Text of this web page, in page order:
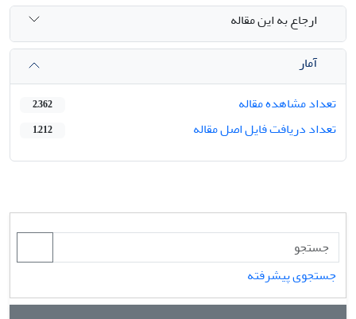
ارجاع به این مقاله
آمار
تعداد مشاهده مقاله
2,362
تعداد دریافت فایل اصل مقاله 1,212
جستجوی پیشرفته